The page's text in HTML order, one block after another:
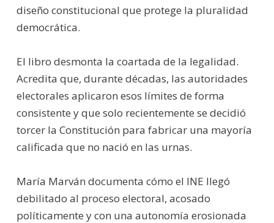
diseño constitucional que protege la pluralidad
democrática.
El libro desmonta la coartada de la legalidad.
Acredita que, durante décadas, las autoridades
electorales aplicaron esos límites de forma
consistente y que solo recientemente se decidió
torcer la Constitución para fabricar una mayoría
calificada que no nació en las urnas.
María Marván documenta cómo el INE llegó
debilitado al proceso electoral, acosado
políticamente y con una autonomía erosionada